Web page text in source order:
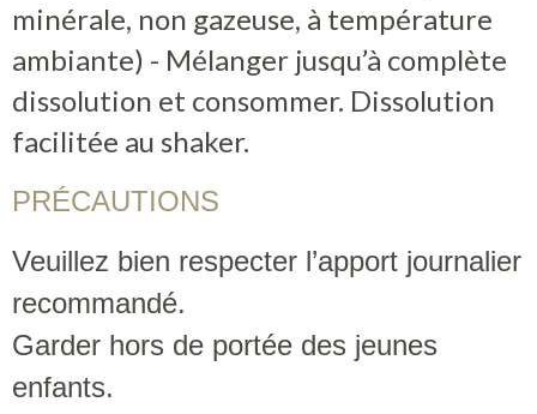
minérale, non gazeuse, à température
ambiante) - Mélanger jusqu’à complète
dissolution et consommer. Dissolution
facilitée au shaker.
PRÉCAUTIONS
Veuillez bien respecter l’apport journalier
recommandé.
Garder hors de portée des jeunes
enfants.